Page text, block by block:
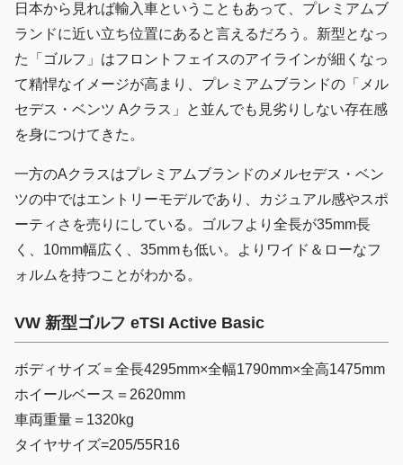
日本から見れば輸入車ということもあって、プレミアムブ
ランドに近い立ち位置にあると言えるだろう。新型となっ
た「ゴルフ」はフロントフェイスのアイラインが細くなっ
て精悍なイメージが高まり、プレミアムブランドの「メル
セデス・ベンツ Aクラス」と並んでも見劣りしない存在感
を身につけてきた。
一方のAクラスはプレミアムブランドのメルセデス・ベン
ツの中ではエントリーモデルであり、カジュアル感やスポ
ーティさを売りにしている。ゴルフより全長が35mm長
く、10mm幅広く、35mmも低い。よりワイド＆ローなフ
ォルムを持つことがわかる。
VW 新型ゴルフ eTSI Active Basic
ボディサイズ＝全長4295mm×全幅1790mm×全高1475mm
ホイールベース＝2620mm
車両重量＝1320kg
タイヤサイズ=205/55R16